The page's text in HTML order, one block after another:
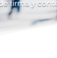
firma y